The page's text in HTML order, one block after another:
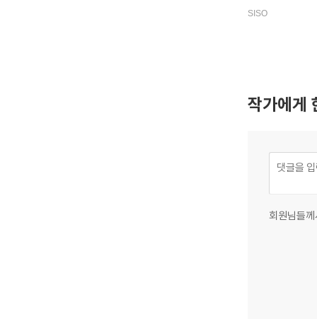
SISO
작가에게
회원님들